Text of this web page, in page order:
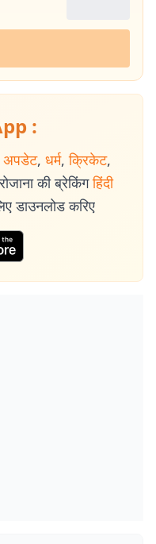
:
अपडेट, धर्म, क्रिकेट,
की ब्रेकिंग हिंदी
डाउनलोड करिए